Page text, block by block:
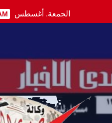
to
الجمعة. أغسطس 7th, 2026